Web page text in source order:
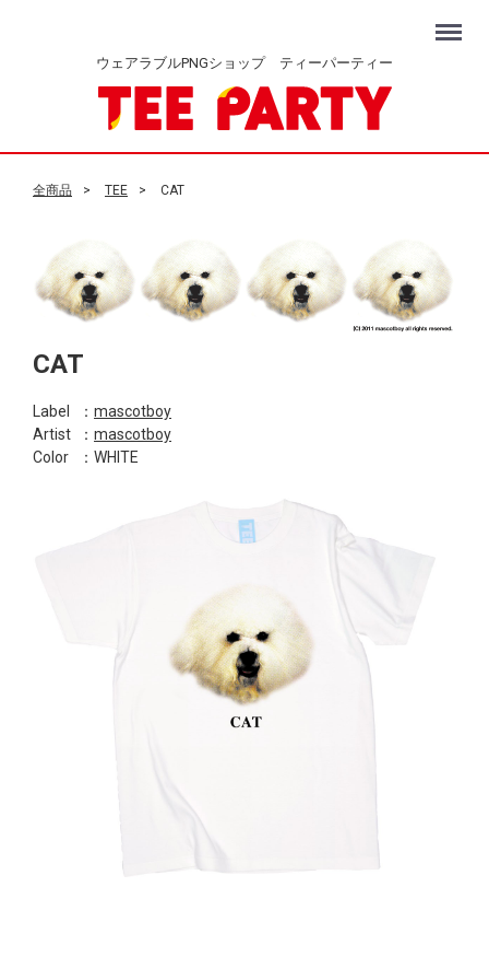
ウェアラブルPNGショップ ティーパーティー
Menu
全商品 TEE CAT
CAT
Label ： mascotboy
Artist
： mascotboy
Color
：WHITE